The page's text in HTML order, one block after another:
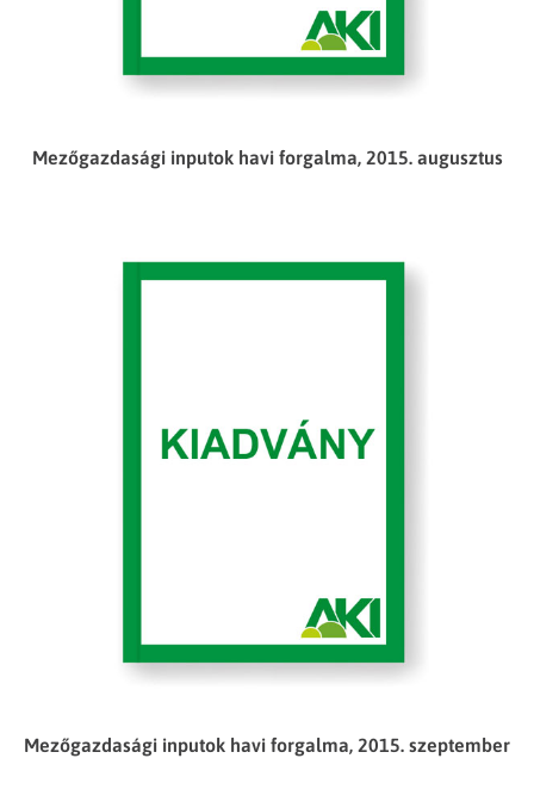
Mezőgazdasági inputok havi forgalma, 2015. augusztus
Mezőgazdasági inputok havi forgalma, 2015. szeptember